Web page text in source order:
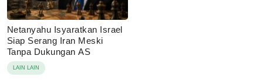
Netanyahu Isyaratkan Israel
Siap Serang Iran Meski
Tanpa Dukungan AS
LAIN LAIN